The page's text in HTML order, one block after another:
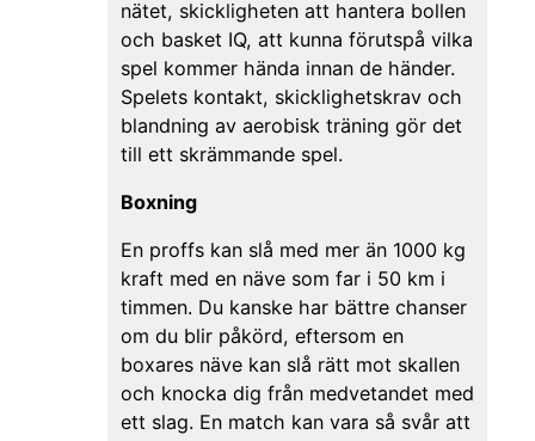
nätet, skickligheten att hantera bollen
och basket IQ, att kunna förutspå vilka
spel kommer hända innan de händer.
Spelets kontakt, skicklighetskrav och
blandning av aerobisk träning gör det
till ett skrämmande spel.
Boxning
En proffs kan slå med mer än 1000 kg
kraft med en näve som far i 50 km i
timmen. Du kanske har bättre chanser
om du blir påkörd, eftersom en
boxares näve kan slå rätt mot skallen
och knocka dig från medvetandet med
ett slag. En match kan vara så svår att